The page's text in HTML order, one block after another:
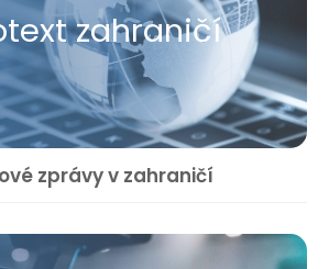
zahraničí
zprávy v zahraničí